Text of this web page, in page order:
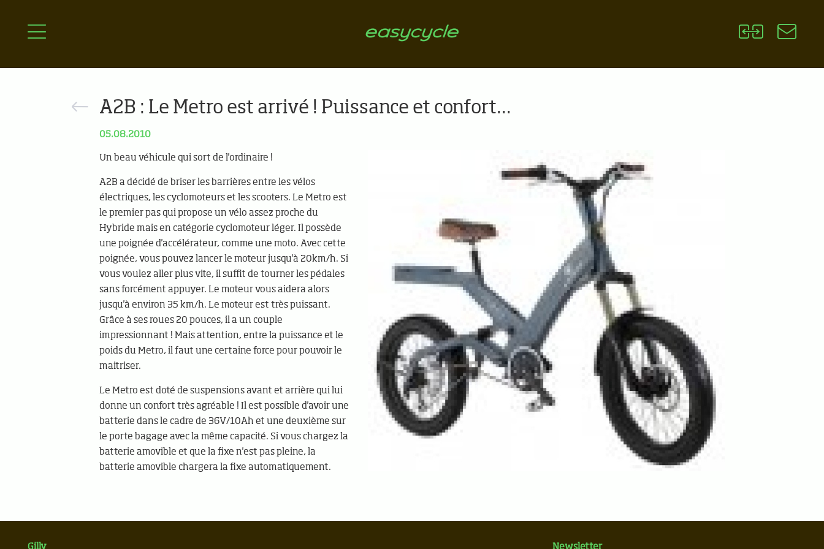
A2B : Le Metro est arrivé ! Puissance et confort...
05.08.2010
Un beau véhicule qui sort de l'ordinaire !
A2B a décidé de briser les barrières entre les vélos
électriques, les cyclomoteurs et les scooters. Le Metro est
le premier pas qui propose un vélo assez proche du
Hybride mais en catégorie cyclomoteur léger. Il possède
une poignée d'accélérateur, comme une moto. Avec cette
poignée, vous pouvez lancer le moteur jusqu'à 20km/h. Si
vous voulez aller plus vite, il suffit de tourner les pédales
sans forcément appuyer. Le moteur vous aidera alors
jusqu'à environ 35 km/h. Le moteur est très puissant.
Grâce à ses roues 20 pouces, il a un couple
impressionnant ! Mais attention, entre la puissance et le
poids du Metro, il faut une certaine force pour pouvoir le
maitriser.
Le Metro est doté de suspensions avant et arrière qui lui
donne un confort très agréable ! Il est possible d'avoir une
batterie dans le cadre de 36V/10Ah et une deuxième sur
le porte bagage avec la même capacité. Si vous chargez la
batterie amovible et que la fixe n'est pas pleine, la
batterie amovible chargera la fixe automatiquement.
Gilly Newsletter